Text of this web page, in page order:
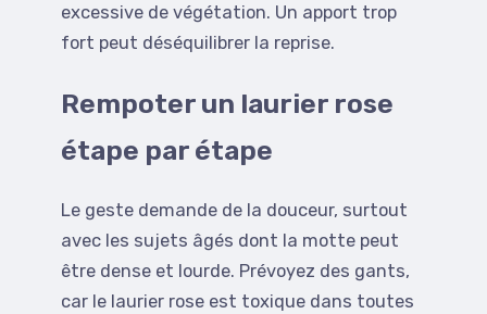
excessive de végétation. Un apport trop
fort peut déséquilibrer la reprise.
Rempoter un laurier rose
étape par étape
Le geste demande de la douceur, surtout
avec les sujets âgés dont la motte peut
être dense et lourde. Prévoyez des gants,
car le laurier rose est toxique dans toutes